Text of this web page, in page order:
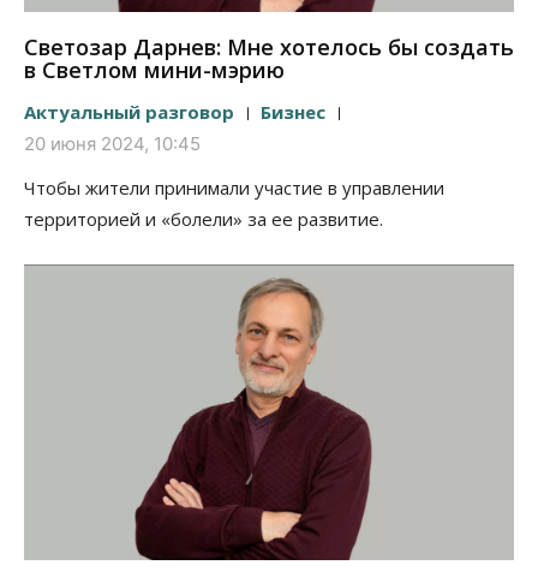
Светозар Дарнев: Мне хотелось бы создать
в Светлом мини-мэрию
Актуальный разговор Бизнес
20 июня 2024, 10:45
Чтобы жители принимали участие в управлении
территорией и «болели» за ее развитие.